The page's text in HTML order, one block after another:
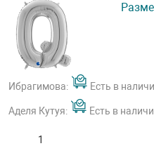
Ибрагимова: Есть в
Аделя Кутуя: Есть в